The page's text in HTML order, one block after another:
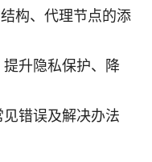
构、代理节点的添
升隐私保护、降
错误及解决办法